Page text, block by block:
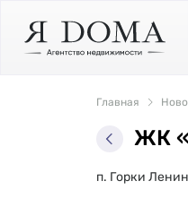
Главная
ЖК
п. Горки